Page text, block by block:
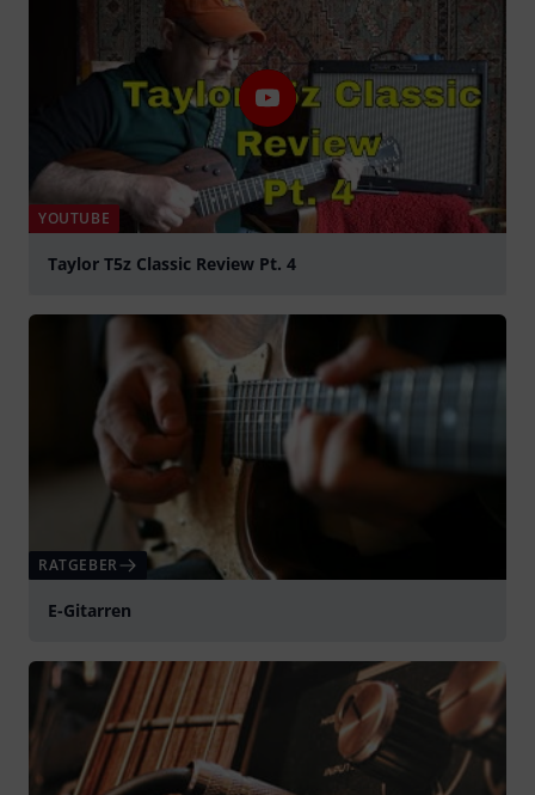
YOUTUBE
Taylor T5z Classic Review Pt. 4
RATGEBER
E-Gitarren